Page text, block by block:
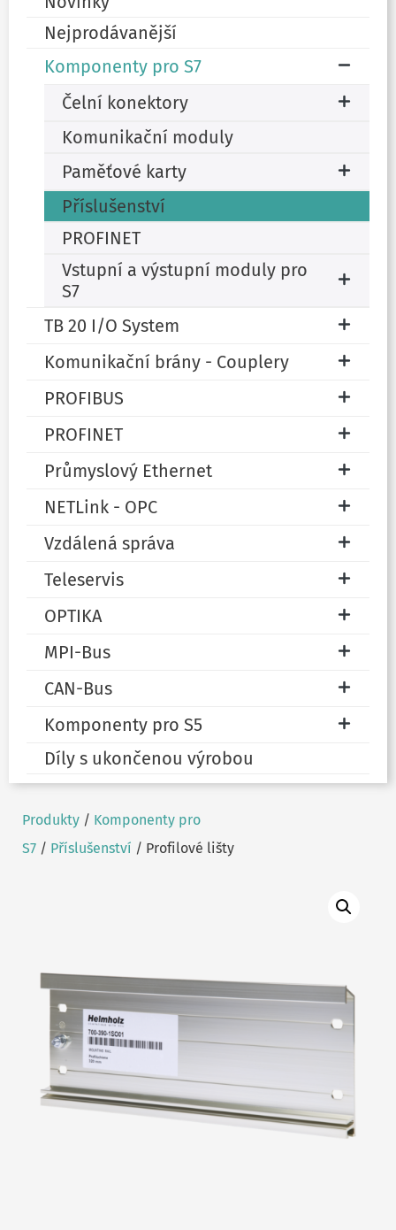
Nejprodávanější
Komponenty pro S7
Čelní konektory
Komunikační moduly
Paměťové karty
Příslušenství
PROFINET
Vstupní a výstupní moduly pro
S7
TB 20 I/O System
Komunikační brány - Couplery
PROFIBUS
PROFINET
Průmyslový Ethernet
NETLink - OPC
Vzdálená správa
Teleservis
OPTIKA
MPI-Bus
CAN-Bus
Komponenty pro S5
Díly s ukončenou výrobou
Produkty / Komponenty pro
S7 / Příslušenství / Profilové lišty